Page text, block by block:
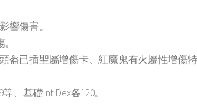
響傷害。
盔已插聖屬增傷卡、紅魔鬼有火屬性增傷
、基礎Int Dex各120。